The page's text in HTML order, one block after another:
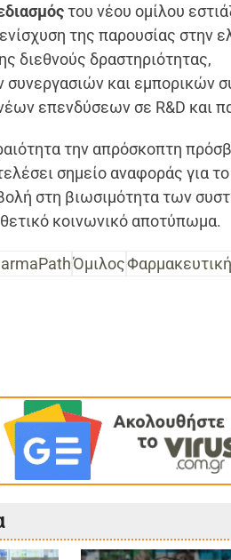
του νέου ομίλου
της παρουσίας στην
διεθνούς δραστηριότητας,
συνεργασιών και εμπορικών
επενδύσεων σε R&D και
την απρόσκοπτη
σημείο αναφοράς για το
στη βιωσιμότητα των
κοινωνικό αποτύπωμα.
Όμιλος